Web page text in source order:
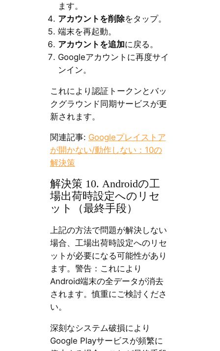
ます。
アカウントを削除をタップ。
端末を再起動。
アカウントを追加に戻る。
Googleアカウントに再度サイ
ンイン。
これにより認証トークンとバッ
クグラウンド同期サービスが更
新されます。
関連記事: Googleプレイストア
が開かない/動作しない：10の
解決策
解決策 10. Androidの工
場出荷時設定へのリセ
ット（最終手段）
上記の方法で問題が解決しない
場合、工場出荷時設定へのリセ
ットが必要になる可能性があり
ます。警告：これにより
Android端末の全データが消去
されます。慎重にご検討くださ
い。
深刻なシステム破損により
Google Playサービスが頻繁に